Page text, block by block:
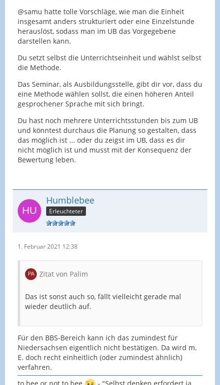
@samu hatte tolle Vorschläge, wie man die Einheit
insgesamt anders strukturiert oder eine Einzelstunde
herauslöst, sodass man im UB das Vorgegebene
darstellen kann.
Du setzt selbst die Unterrichtseinheit und wählst selbst
die Methode.
Das Seminar, als Ausbildungsstelle, gibt dir vor, dass du
eine Methode wählen sollst, die einen höheren Anteil
gesprochener Sprache mit sich bringt.
Du hast noch mehrere Unterrichtsstunden bis zum UB
und könntest durchaus die Planung so gestalten, dass
das möglich ist ... oder du zeigst im UB, dass es dir
nicht möglich ist und musst mit der Konsequenz der
Bewertung leben.
Humblebee
Erleuchteter
1. Februar 2021 12:38
Zitat von Palim
Das ist sonst auch so, fällt vielleicht gerade mal
wieder deutlich auf.
Für den BBS-Bereich kann ich das zumindest für
Niedersachsen eigentlich nicht bestätigen. Da wird m.
E. doch recht einheitlich (oder zumindest ähnlich)
verfahren.